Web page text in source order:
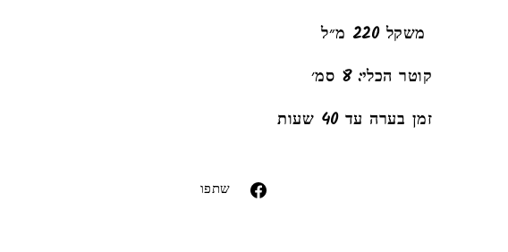
משקל 220 מ״ל
קוטר הכלי: 8 סמ׳
זמן בערה עד 40 שעות
שתפו